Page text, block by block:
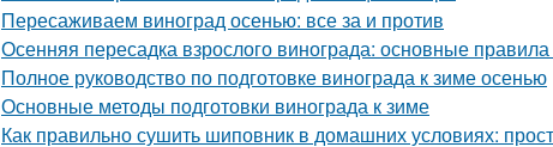
Пересаживаем виноград осенью: все за и против
Осенняя пересадка взрослого винограда: основные
Полное руководство по подготовке винограда к зиме осенью
Основные методы подготовки винограда к зиме
Как правильно сушить шиповник в домашних условиях: